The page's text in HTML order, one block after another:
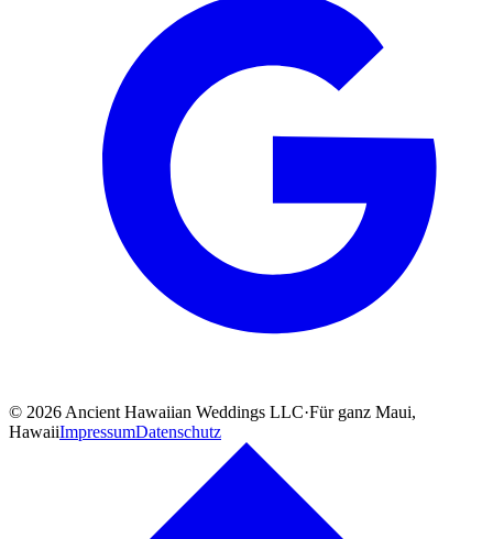
© 2026 Ancient Hawaiian Weddings LLC·Für ganz Maui,
HawaiiImpressumDatenschutz